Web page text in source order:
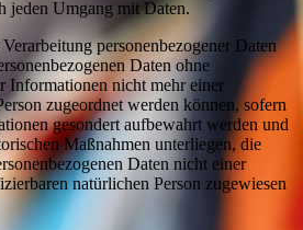
jeden Umgang mit Daten.
personenbezogener Daten
Daten ohne
Informationen nicht mehr einer
zugeordnet werden können, sofern
gesondert aufbewahrt werden und
Maßnahmen unterliegen, die
Daten nicht einer
natürlichen Person zugewiesen